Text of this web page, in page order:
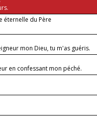
éternelle du Père
mon Dieu, tu m'as guéris.
en confessant mon péché.